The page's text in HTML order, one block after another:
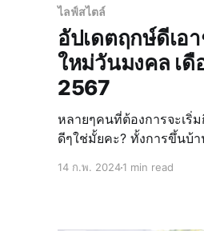
ไลฟ์สไตล์
อัปเดตฤกษ์ดีเอ
ใหม่วันมงคล เ
2567
หลายๆคนที่ต้องการจะเริ่
ดีๆใช่มั้ยคะ? ทั้งการขึ้นบ้
14 ก.พ. 20241 min read